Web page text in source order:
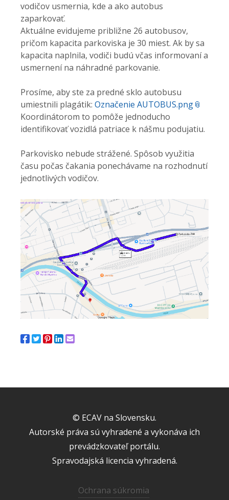
vodičov usmernia, kde a ako autobus
zaparkovať.
Aktuálne evidujeme približne 26 autobusov,
pričom kapacita parkoviska je 30 miest. Ak by sa
kapacita naplnila, vodiči budú včas informovaní a
usmernení na náhradné parkovanie.
Prosíme, aby ste za predné sklo autobusu
umiestnili plagátik: Označenie AUTOBUS.png
Koordinátorom to pomôže jednoducho
identifikovať vozidlá patriace k nášmu podujatiu.
Parkovisko nebude strážené. Spôsob využitia
času počas čakania ponechávame na rozhodnutí
jednotlivých vodičov.
© ECAV na Slovensku.
Autorské práva sú vyhradené a vykonáva ich
prevádzkovateľ portálu.
Spravodajská licencia vyhradená.
Ochrana súkromia